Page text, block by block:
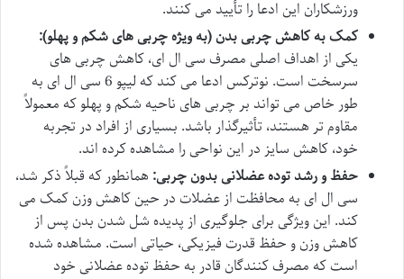
ورزشکاران این ادعا را تأیید می کنند.
کمک به کاهش چربی بدن (به ویژه چربی های شکم و پهلو):
یکی از اهداف اصلی مصرف سی ال ای، کاهش چربی های
سرسخت است. نوترکس ادعا می کند که لیپو 6 سی ال ای به
طور خاص می تواند بر چربی های ناحیه شکم و پهلو که معمولاً
مقاوم تر هستند، تأثیرگذار باشد. بسیاری از افراد در تجربه
خود، کاهش سایز در این نواحی را مشاهده کرده اند.
حفظ و رشد توده عضلانی بدون چربی: همانطور که قبلاً ذکر شد،
سی ال ای به محافظت از عضلات در حین کاهش وزن کمک می
کند. این ویژگی برای جلوگیری از پدیده شل شدن بدن پس از
کاهش وزن و حفظ قدرت فیزیکی، حیاتی است. مشاهده شده
است که مصرف کنندگان قادر به حفظ توده عضلانی خود